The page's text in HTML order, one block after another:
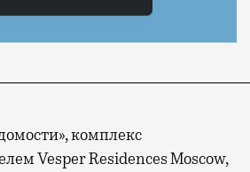
комплекс
Vesper Residences Moscow,